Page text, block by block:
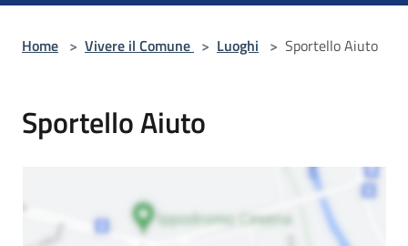
Home > Vivere il Comune > Luoghi > Sportello Aiuto
Sportello Aiuto